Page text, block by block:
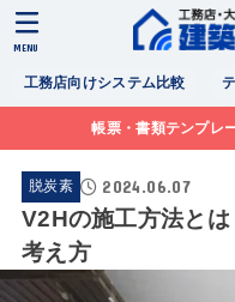
工務店向けシステム比較
MENU
帳票・書類テンプレ
脱炭素 2024.06.07
V2Hの施工方法と
考え方